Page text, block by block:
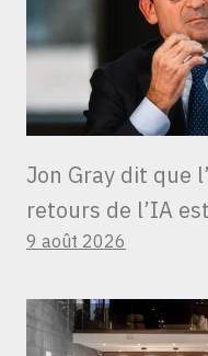
Jon Gray dit que
retours de l’IA
9 août 2026